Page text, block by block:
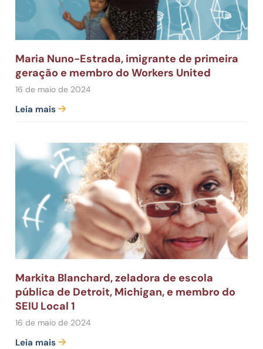
Maria Nuno-Estrada, imigrante de primeira
geração e membro do Workers United
16 de maio de 2024
Leia mais
Markita Blanchard, zeladora de escola
pública de Detroit, Michigan, e membro do
SEIU Local 1
16 de maio de 2024
Leia mais